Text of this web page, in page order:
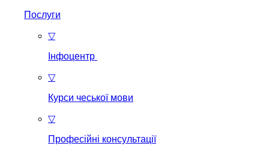
Послуги
▽
Інфоцентр
▽
Курси чеської мови
▽
Професійні консультації